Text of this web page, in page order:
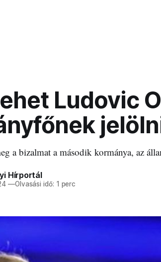
Ludovic
a bizalmat a második kormánya, az
Hírportál
—Olvasási idő: 1 perc